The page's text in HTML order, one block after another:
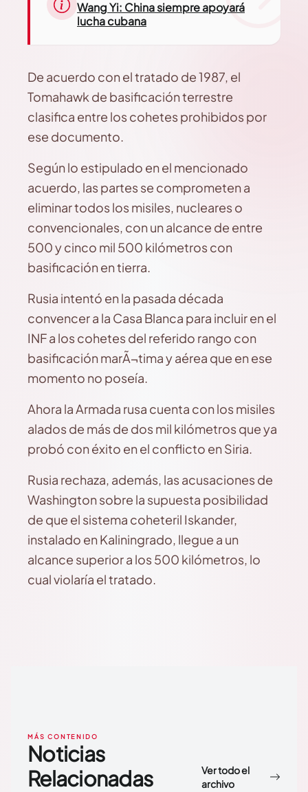
Wang Yi: China siempre apoyará
lucha cubana
De acuerdo con el tratado de 1987, el
Tomahawk de basificación terrestre
clasifica entre los cohetes prohibidos por
ese documento.
Según lo estipulado en el mencionado
acuerdo, las partes se comprometen a
eliminar todos los misiles, nucleares o
convencionales, con un alcance de entre
500 y cinco mil 500 kilómetros con
basificación en tierra.
Rusia intentó en la pasada década
convencer a la Casa Blanca para incluir en el
INF a los cohetes del referido rango con
basificación marÃ¬tima y aérea que en ese
momento no poseía.
Ahora la Armada rusa cuenta con los misiles
alados de más de dos mil kilómetros que ya
probó con éxito en el conflicto en Siria.
Rusia rechaza, además, las acusaciones de
Washington sobre la supuesta posibilidad
de que el sistema coheteril Iskander,
instalado en Kaliningrado, llegue a un
alcance superior a los 500 kilómetros, lo
cual violaría el tratado.
MÁS CONTENIDO
Noticias
Relacionadas
Ver todo el
archivo